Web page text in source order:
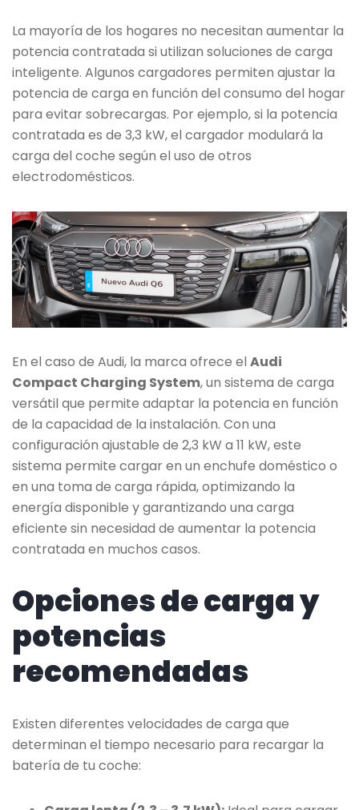
La mayoría de los hogares no necesitan aumentar la
potencia contratada si utilizan soluciones de carga
inteligente. Algunos cargadores permiten ajustar la
potencia de carga en función del consumo del hogar
para evitar sobrecargas. Por ejemplo, si la potencia
contratada es de 3,3 kW, el cargador modulará la
carga del coche según el uso de otros
electrodomésticos.
En el caso de Audi, la marca ofrece el Audi
Compact Charging System, un sistema de carga
versátil que permite adaptar la potencia en función
de la capacidad de la instalación. Con una
configuración ajustable de 2,3 kW a 11 kW, este
sistema permite cargar en un enchufe doméstico o
en una toma de carga rápida, optimizando la
energía disponible y garantizando una carga
eficiente sin necesidad de aumentar la potencia
contratada en muchos casos.
Opciones de carga y
potencias
recomendadas
Existen diferentes velocidades de carga que
determinan el tiempo necesario para recargar la
batería de tu coche: